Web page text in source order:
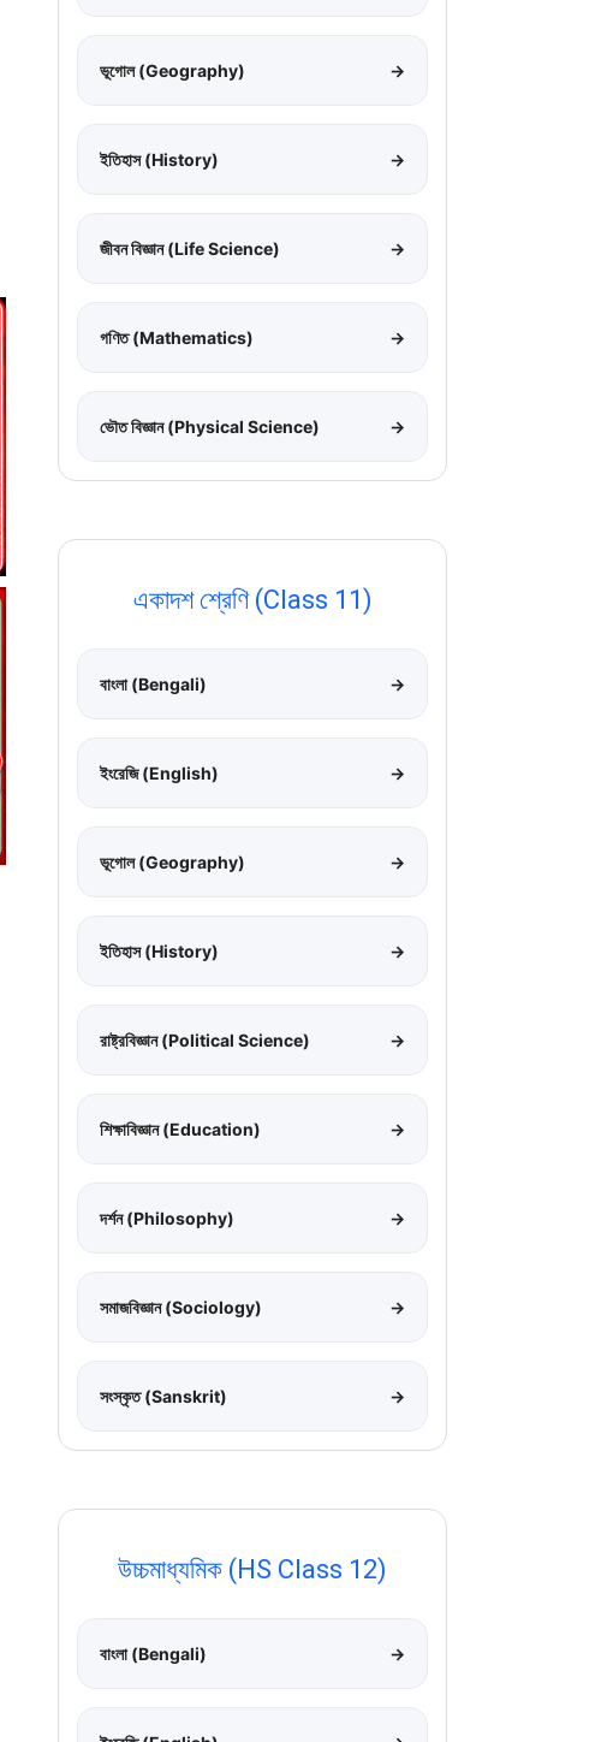
ভূগোল (Geography) →
ইতিহাস (History) →
জীবন বিজ্ঞান (Life Science) →
গণিত (Mathematics) →
ভৌত বিজ্ঞান (Physical Science) →
একাদশ শ্রেণি (Class 11)
বাংলা (Bengali) →
ইংরেজি (English) →
ভূগোল (Geography) →
ইতিহাস (History) →
রাষ্ট্রবিজ্ঞান (Political Science) →
শিক্ষাবিজ্ঞান (Education) →
দর্শন (Philosophy) →
সমাজবিজ্ঞান (Sociology) →
সংস্কৃত (Sanskrit) →
উচ্চমাধ্যমিক (HS Class 12)
বাংলা (Bengali) →